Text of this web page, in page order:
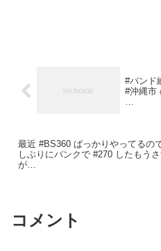
#バンド
#沖縄市
…
最近 #BS360 ばっかりやってるの
しぶりにバンクで #270 したもう
が…
コメント